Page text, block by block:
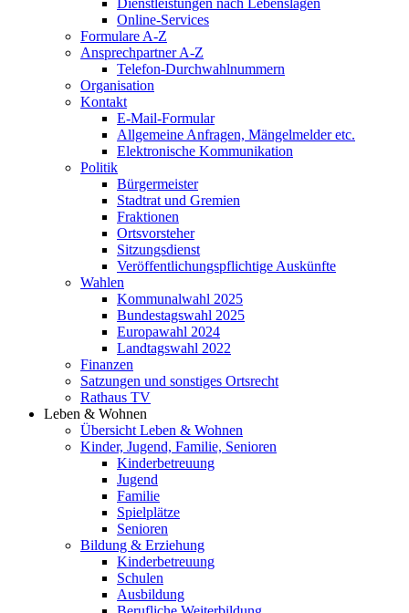
Dienstleistungen nach Lebenslagen
Online-Services
Formulare A-Z
Ansprechpartner A-Z
Telefon-Durchwahlnummern
Organisation
Kontakt
E-Mail-Formular
Allgemeine Anfragen, Mängelmelder etc.
Elektronische Kommunikation
Politik
Bürgermeister
Stadtrat und Gremien
Fraktionen
Ortsvorsteher
Sitzungsdienst
Veröffentlichungspflichtige Auskünfte
Wahlen
Kommunalwahl 2025
Bundestagswahl 2025
Europawahl 2024
Landtagswahl 2022
Finanzen
Satzungen und sonstiges Ortsrecht
Rathaus TV
Leben & Wohnen
Übersicht Leben & Wohnen
Kinder, Jugend, Familie, Senioren
Kinderbetreuung
Jugend
Familie
Spielplätze
Senioren
Bildung & Erziehung
Kinderbetreuung
Schulen
Ausbildung